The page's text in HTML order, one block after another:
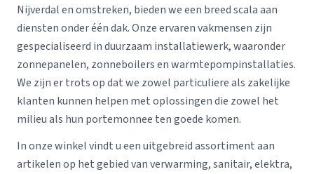
Nijverdal en omstreken, bieden we een breed scala aan
diensten onder één dak. Onze ervaren vakmensen zijn
gespecialiseerd in duurzaam installatiewerk, waaronder
zonnepanelen, zonneboilers en warmtepompinstallaties.
We zijn er trots op dat we zowel particuliere als zakelijke
klanten kunnen helpen met oplossingen die zowel het
milieu als hun portemonnee ten goede komen.
In onze winkel vindt u een uitgebreid assortiment aan
artikelen op het gebied van verwarming, sanitair, elektra,